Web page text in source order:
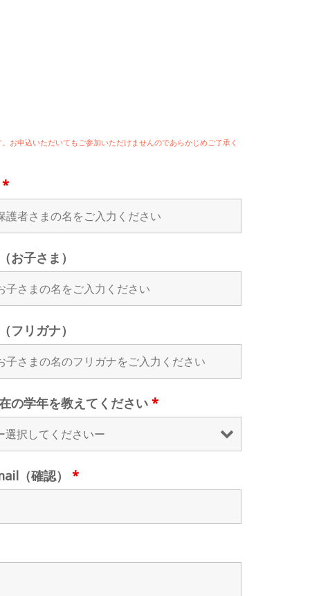
お申込いただいてもご参加いただけませんのであらかじめご了承く
*
お子さま）
フリガナ）
の学年を教えてください*
（確認）*